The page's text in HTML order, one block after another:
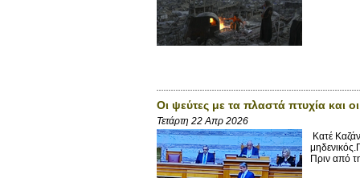
Οι ψεύτες με τα πλαστά πτυχία και
Τετάρτη 22 Απρ 2026
Κατέ
Πριν από